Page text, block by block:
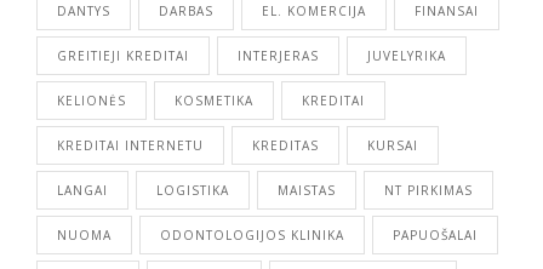
DANTYS DARBAS EL. KOMERCIJA FINANSAI
GREITIEJI KREDITAI INTERJERAS JUVELYRIKA
KELIONĖS KOSMETIKA KREDITAI
KREDITAI INTERNETU KREDITAS KURSAI
LANGAI LOGISTIKA MAISTAS NT PIRKIMAS
NUOMA ODONTOLOGIJOS KLINIKA PAPUOŠALAI